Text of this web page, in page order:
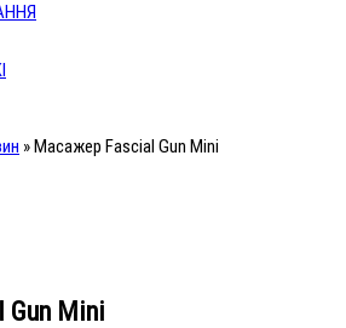
»Масажер Fascial Gun Mini
Mini